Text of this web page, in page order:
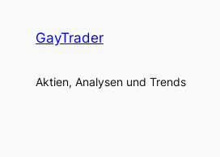
GayTrader
Aktien, Analysen und Trends